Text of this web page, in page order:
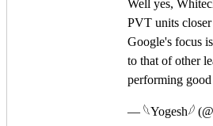
Well yes,
PVT units
Google's focus
to that of other
performing good
— 𓆩Yogesh𓆪